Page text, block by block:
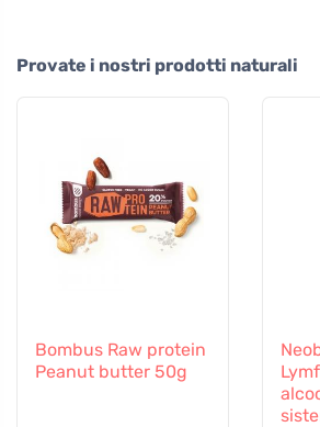
Provate i nostri prodotti naturali
Bombus Raw protein
Peanut butter 50g